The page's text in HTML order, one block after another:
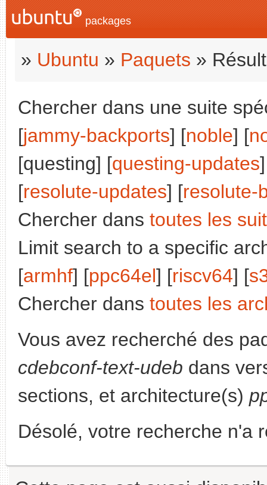
packages
» Ubuntu » Paquets »
Chercher dans une suite
[jammy-backports] [noble] [
[questing] [questing-updates
[resolute-updates] [resolute-
Chercher dans toutes les
Limit search to a specific
[armhf] [ppc64el] [riscv64] [
Chercher dans toutes les
Vous avez recherché des
cdebconf-text-udeb dans
sections, et architecture(s)
Désolé, votre recherche n'a